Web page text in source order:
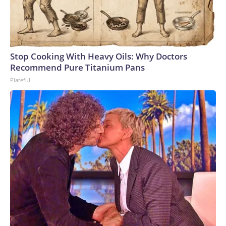
Las encuestas recientes, incluidas las de la CNN, muestran
un descontento generalizado entre los republicanos y los
independientes con inclinación republicana respecto a
muchas de las acciones de Trump; a menudo, los
porcentajes de insatisfacción alcanzan el 30 %, 40 %, 50 % o
más.Y ese es el otro punto clave aquí. Incluso cuando cosas
como los aranceles, la guerra con Irán y los esfuerzos de
Trump por poner su nombre en cosas y renovar Washington,
obtienen resultados muy malos en las encuestas, no ha
mostrado ningún interés en dar marcha atrás para ayudar
políticamente a su partido.De hecho, recientemente Trump
ha decidido insistir en temas que generan una enorme
división dentro de su propio partido, como su empeño en
eliminar el filibusterismo parlamentario y en impulsar la “Ley
SAVE America”, una iniciativa que no parece tener ninguna
posibilidad de ser aprobada.Mientras tanto, mantiene
comentarios superficiales que sugieren que la campaña de
2026 le importa poco.Ya en mayo, cuando se le preguntó si
Stop Cooking With Heavy Oils: Why Doctors
Recommend Pure Titanium Pans
Plateful